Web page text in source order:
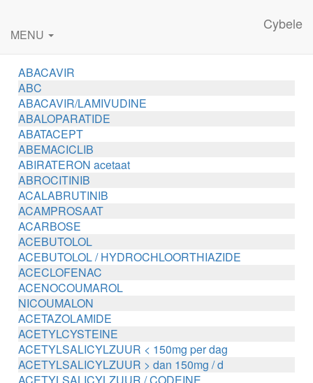
Cybele
MENU
ABACAVIR
ABC
ABACAVIR/LAMIVUDINE
ABALOPARATIDE
ABATACEPT
ABEMACICLIB
ABIRATERON acetaat
ABROCITINIB
ACALABRUTINIB
ACAMPROSAAT
ACARBOSE
ACEBUTOLOL
ACEBUTOLOL / HYDROCHLOORTHIAZIDE
ACECLOFENAC
ACENOCOUMAROL
NICOUMALON
ACETAZOLAMIDE
ACETYLCYSTEINE
ACETYLSALICYLZUUR < 150mg per dag
ACETYLSALICYLZUUR > dan 150mg / d